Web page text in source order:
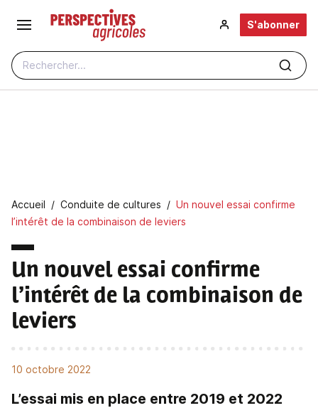
Aller au contenu principal
Rechercher...
S'abonner
Fil d'Ariane
Accueil Conduite de cultures
Un nouvel essai confirme
l’intérêt de la combinaison de leviers
Un nouvel essai confirme
l’intérêt de la combinaison de
leviers
10 octobre 2022
L’essai mis en place entre 2019 et 2022